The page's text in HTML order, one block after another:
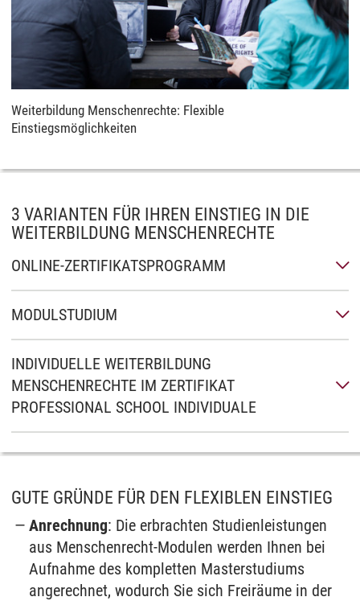
Weiterbildung Menschenrechte: Flexible
Einstiegsmöglichkeiten
3 VARIANTEN FÜR IHREN EINSTIEG IN DIE
WEITERBILDUNG MENSCHENRECHTE
ONLINE-ZERTIFIKATSPROGRAMM
MODULSTUDIUM
INDIVIDUELLE WEITERBILDUNG
MENSCHENRECHTE IM ZERTIFIKAT
PROFESSIONAL SCHOOL INDIVIDUALE
GUTE GRÜNDE FÜR DEN FLEXIBLEN EINSTIEG
Anrechnung: Die erbrachten Studienleistungen
aus Menschenrecht-Modulen werden Ihnen bei
Aufnahme des kompletten Masterstudiums
angerechnet, wodurch Sie sich Freiräume in der